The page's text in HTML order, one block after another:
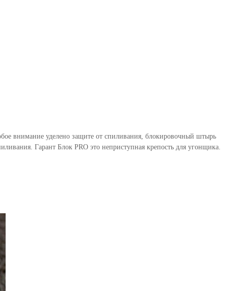
внимание уделено защите от спиливания, блокировочный штырь
Гарант Блок PRO это неприступная крепость для угонщика.